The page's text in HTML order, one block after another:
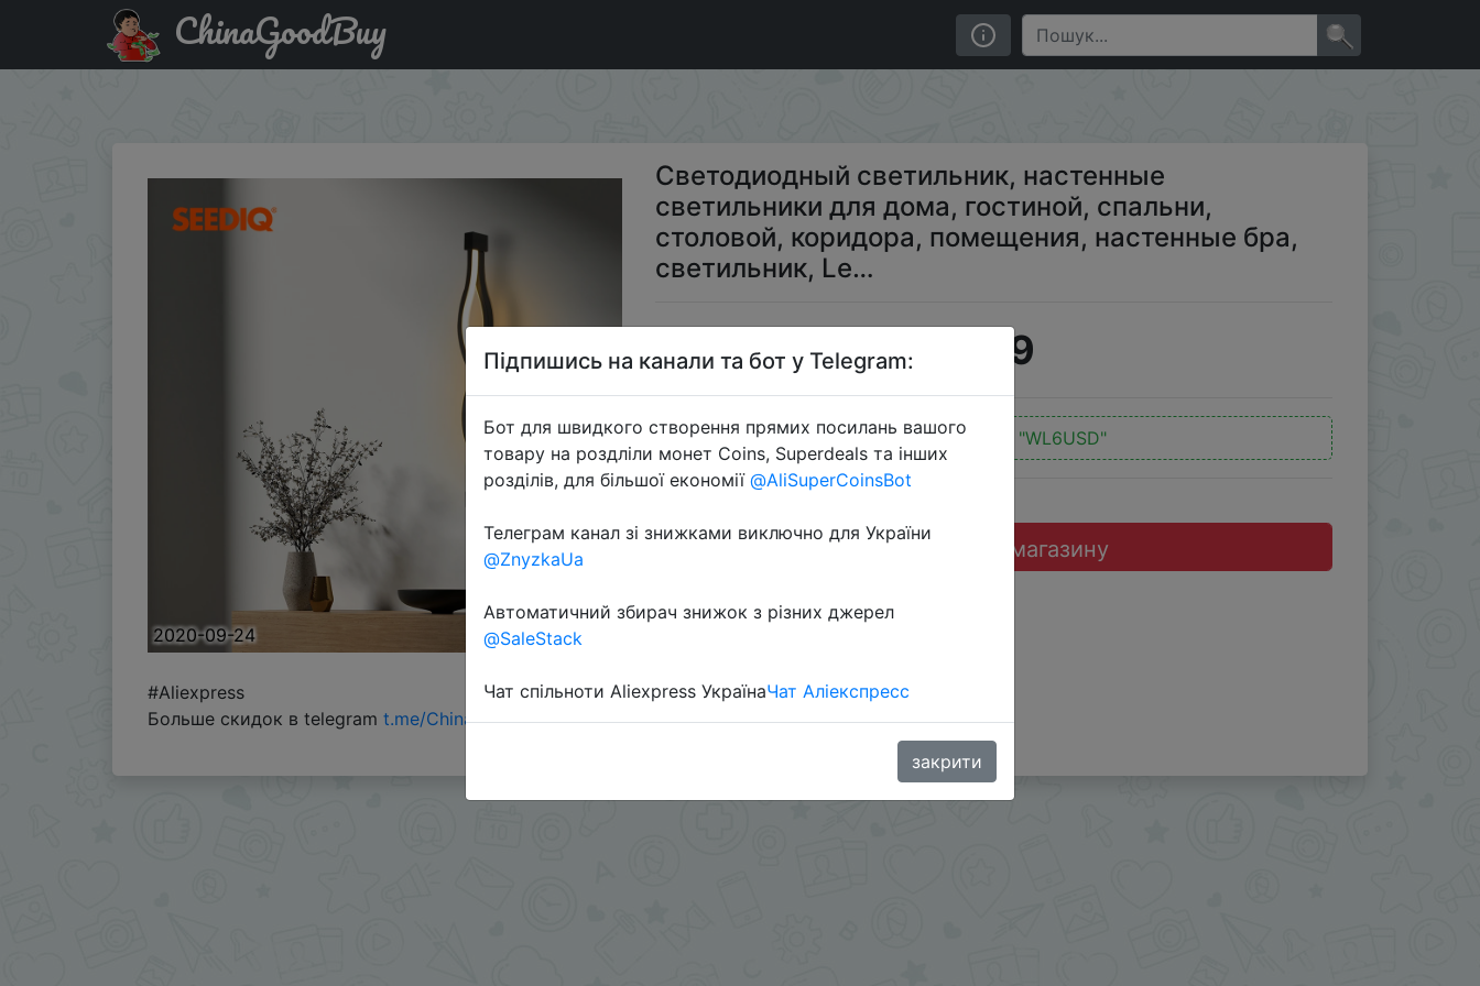
Купити по знижці WL6USD Светодиодный светильник, настенные светильники для дома, гостиной, спальни, столовой, коридора, помещения, настенные бра,
светильник, Le…
ChinaGoodBuy
2020-09-24
Светодиодный светильник, настенные
светильники для дома, гостиной, спальни,
столовой, коридора, помещения, настенные бра,
светильник, Le…
$7.9
Промокод: "WL6USD"
Перейти до магазину
#Aliexpress
Больше скидок в telegram t.me/ChinaGoodBuy
Підпишись на канали та бот у Telegram:
Бот для швидкого створення прямих посилань вашого
товару на роздліли монет Coins, Superdeals та інших
розділів, для більшої економії @AliSuperCoinsBot
Телеграм канал зі знижками виключно для України
@ZnyzkaUa
Автоматичний збирач знижок з різних джерел
@SaleStack
Чат спільноти Aliexpress УкраїнаЧат Аліекспресс
закрити